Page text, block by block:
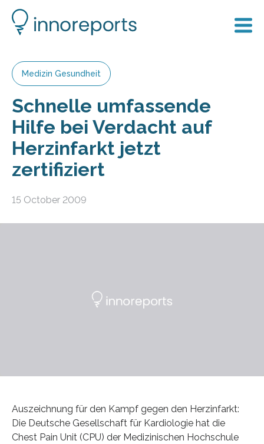
Medizin Gesundheit
Schnelle umfassende
Hilfe bei Verdacht auf
Herzinfarkt jetzt
zertifiziert
15 October 2009
Auszeichnung für den Kampf gegen den Herzinfarkt:
Die Deutsche Gesellschaft für Kardiologie hat die
Chest Pain Unit (CPU) der Medizinischen Hochschule